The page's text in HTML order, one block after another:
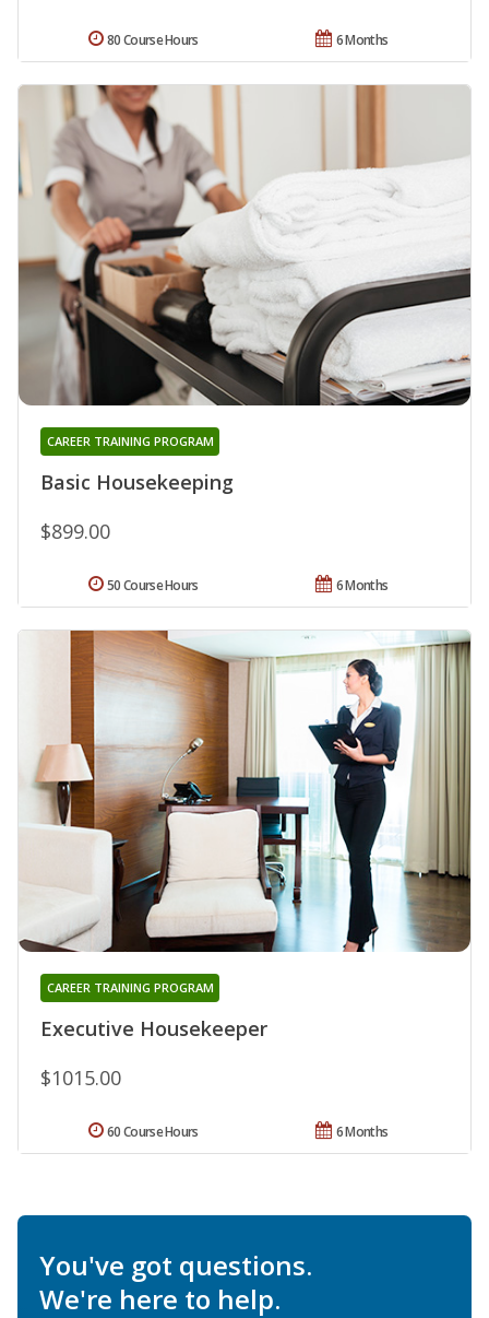
6 Months
80 Course Hours
Basic Housekeeping
CAREER TRAINING PROGRAM
$899.00
6 Months
50 Course Hours
Executive Housekeeper
CAREER TRAINING PROGRAM
$1015.00
6 Months
60 Course Hours
You've got questions.
We're here to help.